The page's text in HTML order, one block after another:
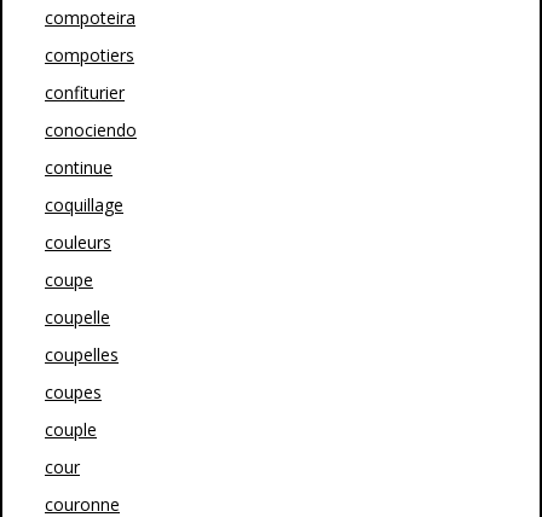
compoteira
compotiers
confiturier
conociendo
continue
coquillage
couleurs
coupe
coupelle
coupelles
coupes
couple
cour
couronne